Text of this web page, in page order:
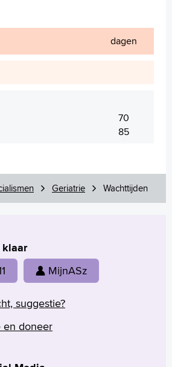
onderzoek
dagen
70
85
Geriatrie Wachttijden
MijnASz
suggestie?
en doneer